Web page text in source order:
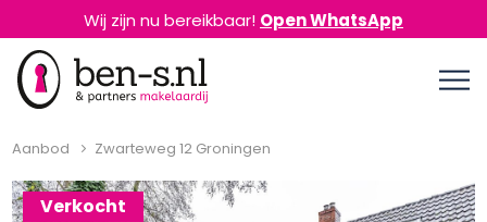
Wij zijn nu bereikbaar! Open WhatsApp
Aanbod Zwarteweg 12 Groningen
Verkocht